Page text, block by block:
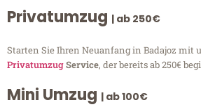
Privatumzug | ab 250€
Starten Sie Ihren Neuanfang in Badajoz mit
PrivatumzugService, der bereits ab 250€
Mini Umzug | ab 100€